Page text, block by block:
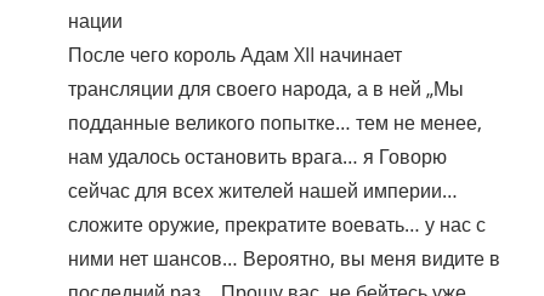
нации
После чего король Адам XII начинает
трансляции для своего народа, а в ней „Мы
подданные великого попытке… тем не менее,
нам удалось остановить врага… я Говорю
сейчас для всех жителей нашей империи…
сложите оружие, прекратите воевать… у нас с
ними нет шансов… Вероятно, вы меня видите в